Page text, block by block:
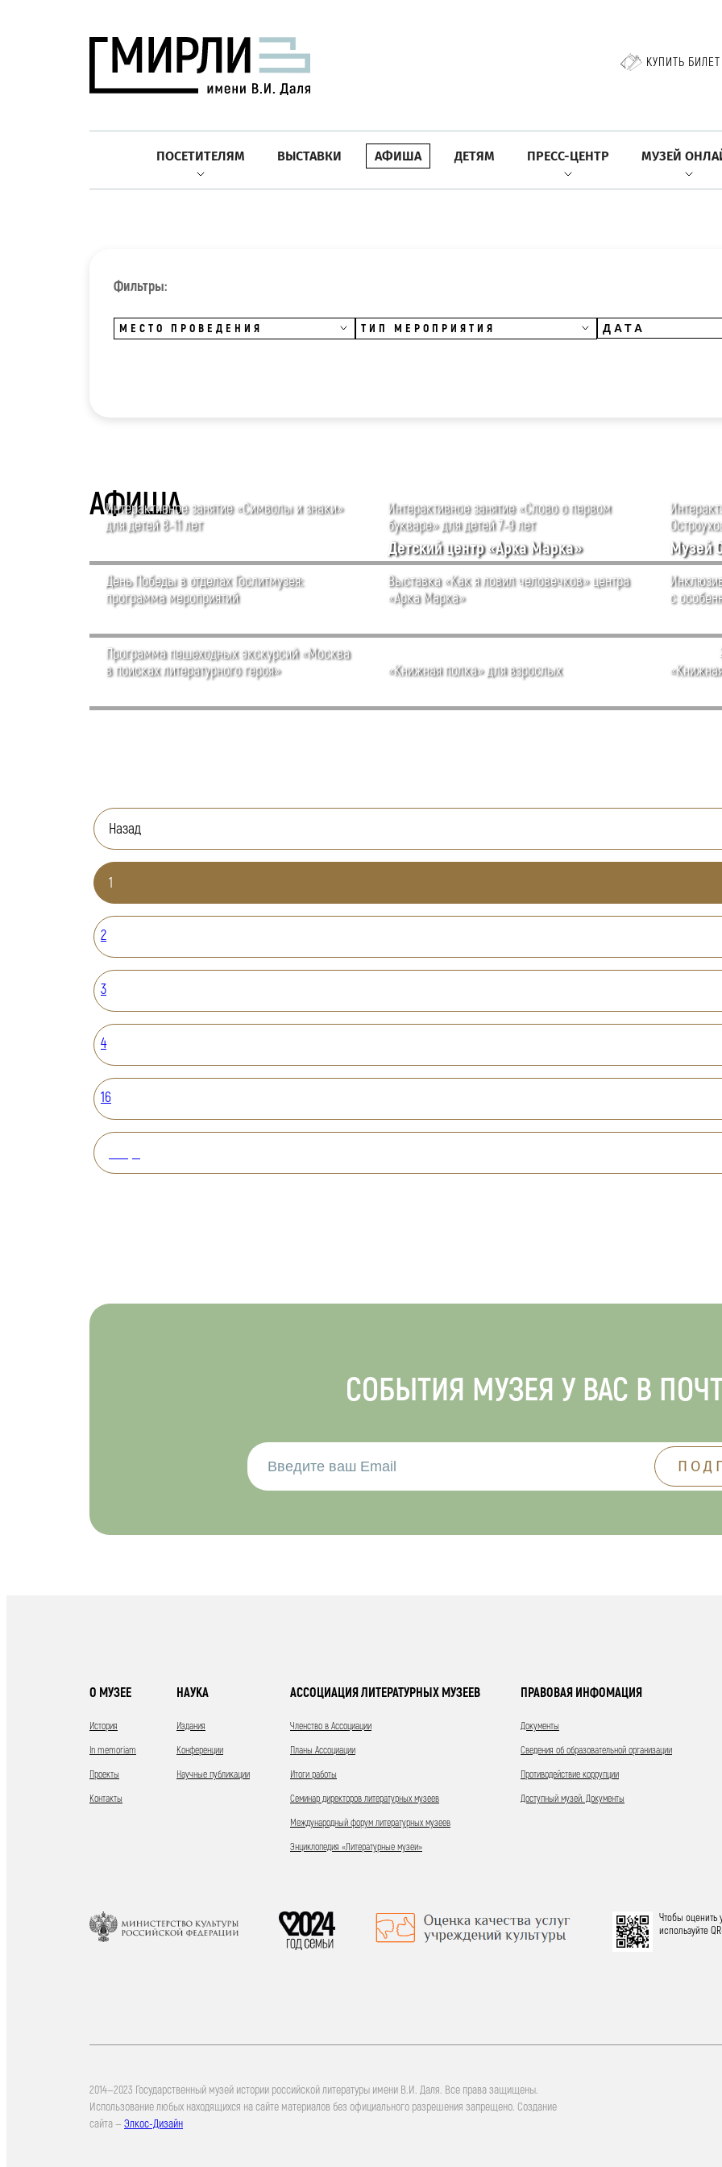
КУПИТЬ БИЛЕТ
ПОСЕТИТЕЛЯМ ВЫСТАВКИ АФИША ДЕТЯМ ПРЕСС-ЦЕНТР МУЗЕЙ
Фильтры:
МЕСТО ПРОВЕДЕНИЯ ТИП МЕРОПРИЯТИЯ
АФИША
Интерактивное занятие «Символы и знаки»
для детей 8-11 лет
Интерактивное занятие «Слово о первом
букваре» для детей 7-9 лет
День Победы в отделах Гослитмузея:
программа мероприятий
Детский центр «Арка Марка»
Выставка «Как я ловил человечков» центра
«Арка Марка»
Музей
с
Программа пешеходных экскурсий «Москва
в поисках литературного героя»
«Книжная полка» для взрослых
Назад
1
2
3
4
16
СОБЫТИЯ МУЗЕЯ У ВАС В
О МУЗЕЕ
История
In memoriam
Проекты
Контакты
НАУКА
Издания
Конференции
Научные публикации
АССОЦИАЦИЯ ЛИТЕРАТУРНЫХ МУЗЕЕВ
Членство в Ассоциации
Планы Ассоциации
Итоги работы
Семинар директоров литературных музеев
Международный форум литературных музеев
Энциклопедия «Литературные музеи»
ПРАВОВАЯ ИНФОМАЦИЯ
Документы
Сведения об образовательной организации
Противодействие коррупции
Доступный музей. Документы
Чтобы оценить
используйте
2014—2023 Государственный музей истории российской литературы имени В.И. Даля. Все права защищены.
Использование любых находящихся на сайте материалов без официального разрешения запрещено. Создание
сайта — Элкос-Дизайн